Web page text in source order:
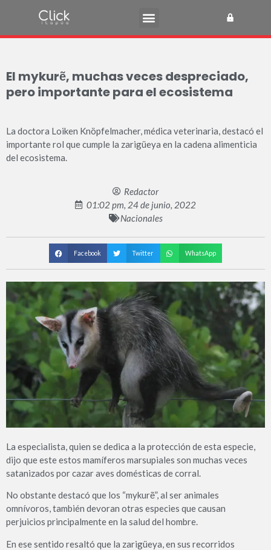
El mykurẽ, muchas veces despreciado,
pero importante para el ecosistema
La doctora Loiken Knöpfelmacher, médica veterinaria, destacó el
importante rol que cumple la zarigüeya en la cadena alimenticia
del ecosistema.
Redactor
01:02 pm, 24 de junio, 2022
Nacionales
Facebook Twitter WhatsApp
La especialista, quien se dedica a la protección de esta especie,
dijo que este estos mamíferos marsupiales son muchas veces
satanizados por cazar aves domésticas de corral.
No obstante destacó que los “mykurẽ”, al ser animales
omnívoros, también devoran otras especies que causan
perjuicios principalmente en la salud del hombre.
En ese sentido resaltó que la zarigüeya, en sus recorridos